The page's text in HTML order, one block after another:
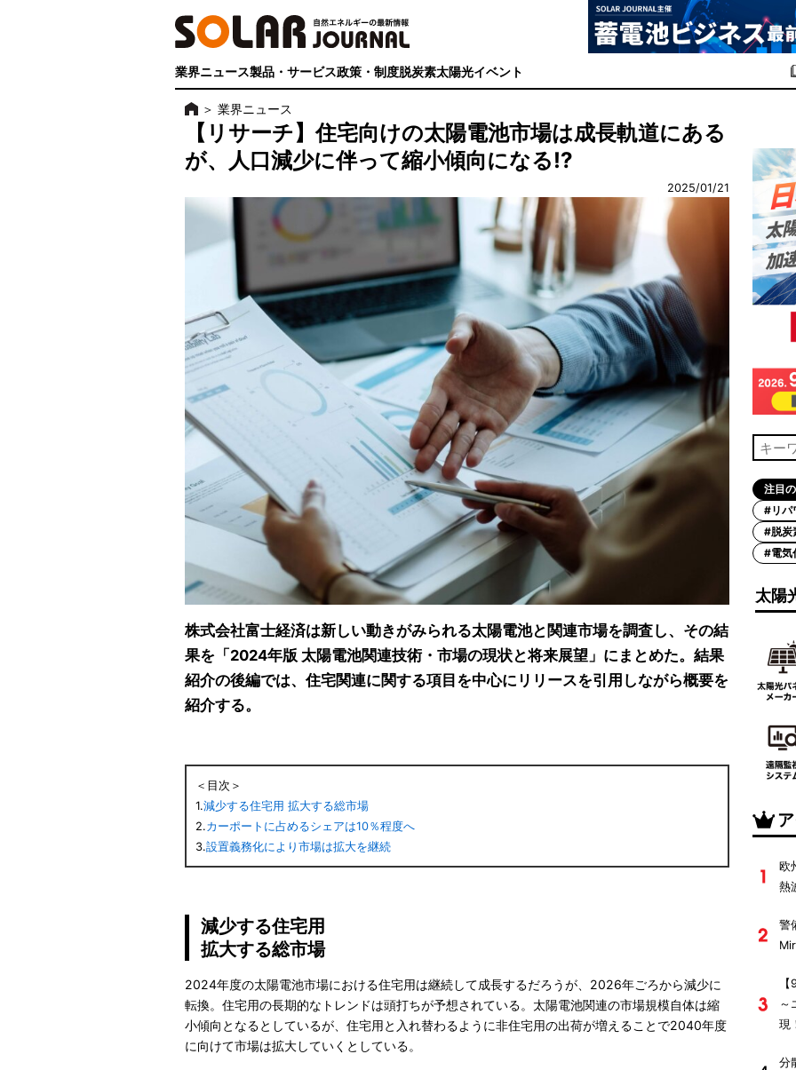
業界ニュース製品・サービス政策・制度脱炭素太陽光イベント
＞業界ニュース
【リサーチ】住宅向けの太陽電池市場は成長軌道にある
が、人口減少に伴って縮小傾向になる⁉
2025/01/21
株式会社富士経済は新しい動きがみられる太陽電池と関連市場を調査し、その結
果を「2024年版 太陽電池関連技術・市場の現状と将来展望」にまとめた。結果
紹介の後編では、住宅関連に関する項目を中心にリリースを引用しながら概要を
紹介する。
＜目次＞
1.減少する住宅用 拡大する総市場
2.カーポートに占めるシェアは10％程度へ
3.設置義務化により市場は拡大を継続
減少する住宅用
拡大する総市場
2024年度の太陽電池市場における住宅用は継続して成長するだろうが、2026年ごろから減少に
転換。住宅用の長期的なトレンドは頭打ちが予想されている。太陽電池関連の市場規模自体は縮
小傾向となるとしているが、住宅用と入れ替わるように非住宅用の出荷が増えることで2040年度
に向けて市場は拡大していくとしている。
注目
#リパ
#脱炭
#電気
太陽
欧
熱
警
～
現
分